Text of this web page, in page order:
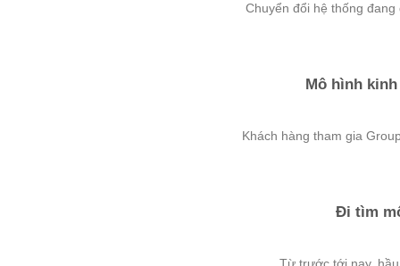
Chuyển đổi hệ thống
Mô hình
Khách hàng tham gia
Đi tìm